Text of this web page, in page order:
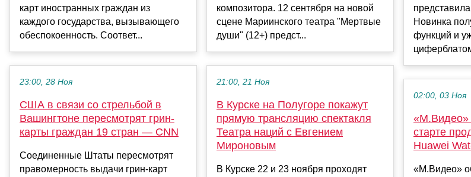
карт иностранных граждан из
каждого государства, вызывающего
обеспокоенность. Соответ...
23:00, 28 Ноя
США в связи со стрельбой в
Вашингтоне пересмотрят грин-
карты граждан 19 стран — CNN
Соединенные Штаты пересмотрят
правомерность выдачи грин-карт
композитора. 12 сентября на новой
сцене Мариинского театра "Мертвые
души" (12+) предст...
21:00, 21 Ноя
В Курске на Полугоре покажут
прямую трансляцию спектакля
Театра наций с Евгением
Мироновым
В Курске 22 и 23 ноября проходят
Новинка
функций и
02:00, 03 Ноя
«М.Видео»
старте
Huawei
«М.Видео»